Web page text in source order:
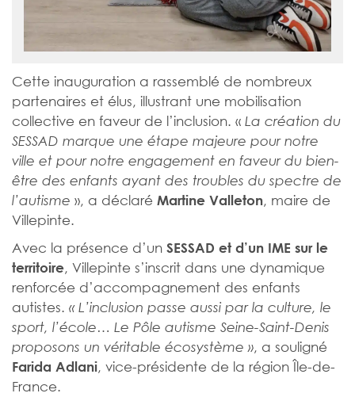
Cette inauguration a rassemblé de nombreux
partenaires et élus, illustrant une mobilisation
collective en faveur de l’inclusion. « La création du
SESSAD marque une étape majeure pour notre
ville et pour notre engagement en faveur du bien-
être des enfants ayant des troubles du spectre de
l’autisme », a déclaré Martine Valleton, maire de
Villepinte.
Avec la présence d’un SESSAD et d’un IME sur le
territoire, Villepinte s’inscrit dans une dynamique
renforcée d’accompagnement des enfants
autistes. « L’inclusion passe aussi par la culture, le
sport, l’école… Le Pôle autisme Seine-Saint-Denis
proposons un véritable écosystème », a souligné
Farida Adlani, vice-présidente de la région Île-de-
France.